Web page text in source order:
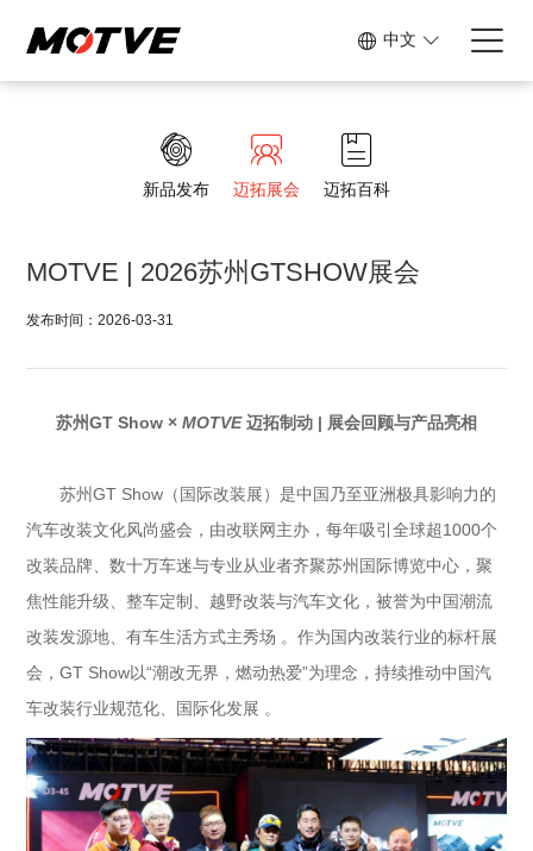
中文
新品发布 迈拓展会 迈拓百科
MOTVE | 2026苏州GTSHOW展会
发布时间：2026-03-31
苏州GT Show × MOTVE迈拓制动 | 展会回顾与产品亮相
苏州GT Show（国际改装展）是中国乃至亚洲极具影响力的
汽车改装文化风尚盛会，由改联网主办，每年吸引全球超1000个
改装品牌、数十万车迷与专业从业者齐聚苏州国际博览中心，聚
焦性能升级、整车定制、越野改装与汽车文化，被誉为中国潮流
改装发源地、有车生活方式主秀场 。作为国内改装行业的标杆展
会，GT Show以“潮改无界，燃动热爱”为理念，持续推动中国汽
车改装行业规范化、国际化发展 。